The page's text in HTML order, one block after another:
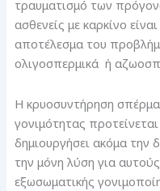
τραυματισμό των
ασθενείς με καρκίνο
αποτέλεσμα του
ολιγοσπερμικά ή
Η κρυοσυντήρηση
γονιμότητας
δημιουργήσει ακόμα την
την μόνη λύση για
εξωσωματικής